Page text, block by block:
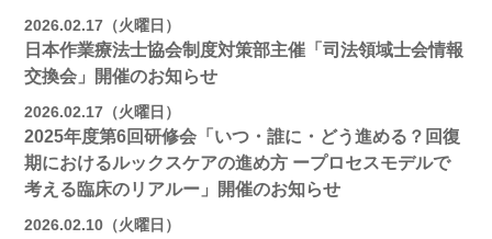
2026.02.17（火曜日）
日本作業療法士協会制度対策部主催「司法領域士会情報
交換会」開催のお知らせ
2026.02.17（火曜日）
2025年度第6回研修会「いつ・誰に・どう進める？回復
期におけるルックスケアの進め方 ープロセスモデルで
考える臨床のリアルー」開催のお知らせ
2026.02.10（火曜日）